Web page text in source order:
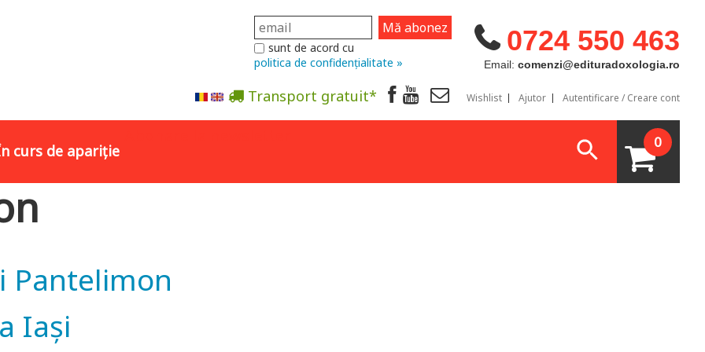
0724 550 463
Email: comenzi@edituradoxologia.ro
sunt de acord cu
politica de confidențialitate »
Transport gratuit* Wishlist Ajutor Autentificare / Creare cont
curs de apariție 0
Pantelimon
Iași